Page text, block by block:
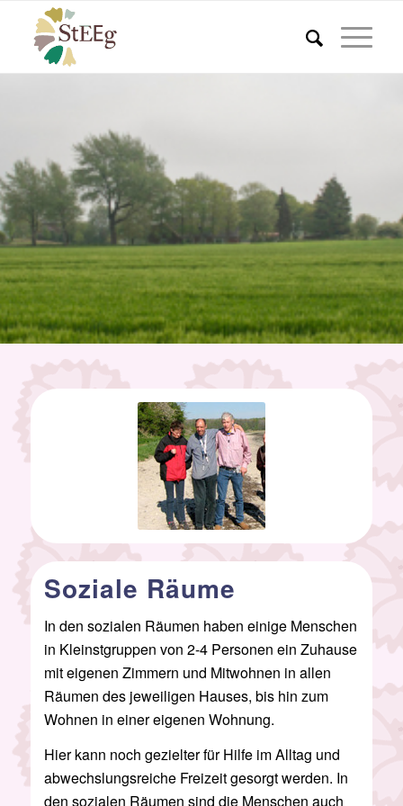
Soziale Räume
In den sozialen Räumen haben einige Menschen
in Kleinstgruppen von 2-4 Personen ein Zuhause
mit eigenen Zimmern und Mitwohnen in allen
Räumen des jeweiligen Hauses, bis hin zum
Wohnen in einer eigenen Wohnung.
Hier kann noch gezielter für Hilfe im Alltag und
abwechslungsreiche Freizeit gesorgt werden. In
den sozialen Räumen sind die Menschen auch